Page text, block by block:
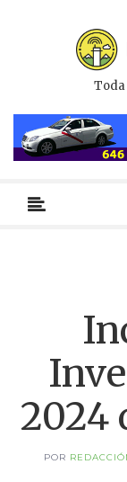
primario
2024
POR